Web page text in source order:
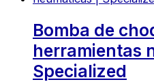
Bomba de
herramientas
Specialized